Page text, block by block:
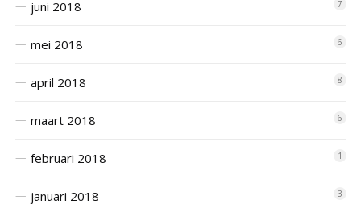
juni 2018 7
mei 2018 6
april 2018 8
maart 2018 6
februari 2018 1
januari 2018 3